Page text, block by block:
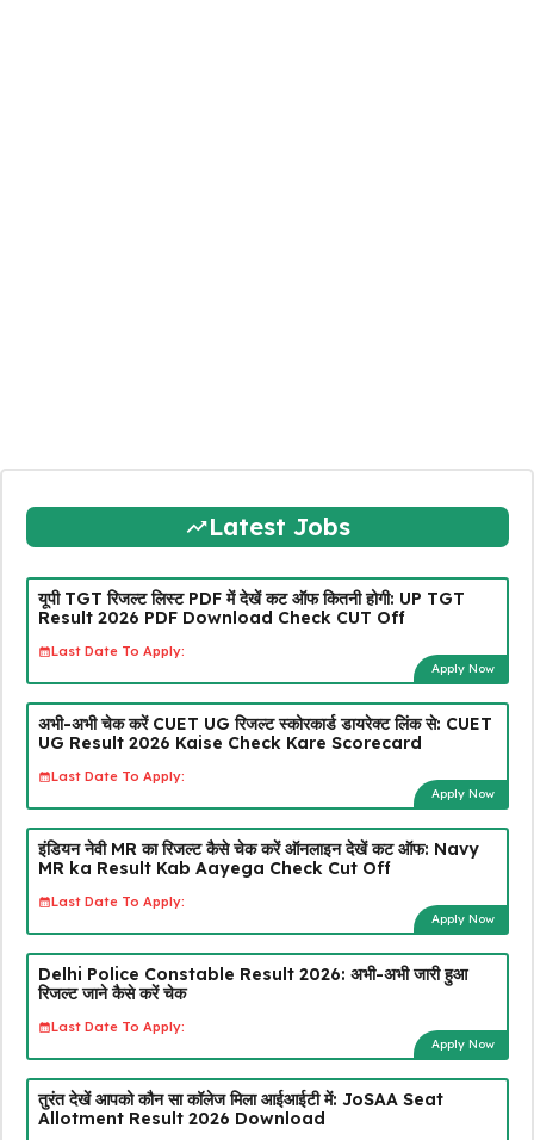
Latest Jobs
यूपी TGT रिजल्ट लिस्ट PDF में देखें कट ऑफ कितनी होगी: UP TGT
Result 2026 PDF Download Check CUT Off
Last Date To Apply:
Apply Now
अभी-अभी चेक करें CUET UG रिजल्ट स्कोरकार्ड डायरेक्ट लिंक से: CUET
UG Result 2026 Kaise Check Kare Scorecard
Last Date To Apply:
Apply Now
इंडियन नेवी MR का रिजल्ट कैसे चेक करें ऑनलाइन देखें कट ऑफ: Navy
MR ka Result Kab Aayega Check Cut Off
Last Date To Apply:
Apply Now
Delhi Police Constable Result 2026: अभी-अभी जारी हुआ
रिजल्ट जाने कैसे करें चेक
Last Date To Apply:
Apply Now
तुरंत देखें आपको कौन सा कॉलेज मिला आईआईटी में: JoSAA Seat
Allotment Result 2026 Download